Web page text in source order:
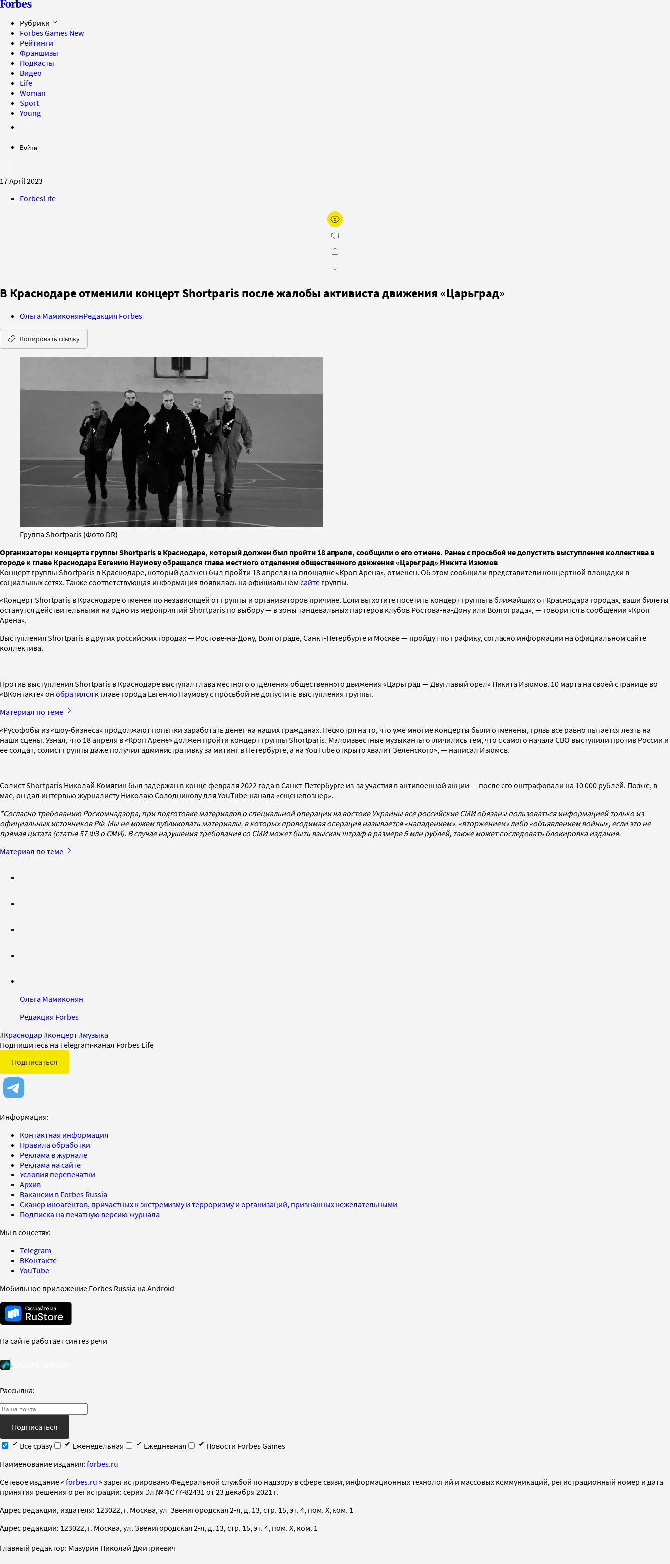
Рубрики
Forbes Games New
Рейтинги
Франшизы
Подкасты
Видео
Life
Woman
Sport
Young
Войти
17 April 2023
ForbesLife
В Краснодаре отменили концерт Shortparis после жалобы активиста движения «Царьград»
Ольга МамиконянРедакция Forbes
Копировать ссылку
Группа Shortparis (Фото DR)
Организаторы концерта группы Shortparis в Краснодаре, который должен был пройти 18 апреля, сообщили о его отмене. Ранее с просьбой не допустить выступления коллектива в
городе к главе Краснодара Евгению Наумову обращался глава местного отделения общественного движения «Царьград» Никита Изюмов
Концерт группы Shortparis в Краснодаре, который должен был пройти 18 апреля на площадке «Кроп Арена», отменен. Об этом сообщили представители концертной площадки в
социальных сетях. Также соответствующая информация появилась на официальном сайте группы.
«Концерт Shortparis в Краснодаре отменен по независящей от группы и организаторов причине. Если вы хотите посетить концерт группы в ближайших от Краснодара городах, ваши билеты
останутся действительными на одно из мероприятий Shortparis по выбору — в зоны танцевальных партеров клубов Ростова-на-Дону или Волгограда», — говорится в сообщении «Кроп
Арена».
Выступления Shortparis в других российских городах — Ростове-на-Дону, Волгограде, Санкт-Петербурге и Москве — пройдут по графику, согласно информации на официальном сайте
коллектива.
Против выступления Shortparis в Краснодаре выступал глава местного отделения общественного движения «Царьград — Двуглавый орел» Никита Изюмов. 10 марта на своей странице во
«ВКонтакте» он обратился к главе города Евгению Наумову с просьбой не допустить выступления группы.
Материал по теме
«Русофобы из «шоу-бизнеса» продолжают попытки заработать денег на наших гражданах. Несмотря на то, что уже многие концерты были отменены, грязь все равно пытается лезть на
наши сцены. Узнал, что 18 апреля в «Кроп Арене» должен пройти концерт группы Shortparis. Малоизвестные музыканты отличились тем, что с самого начала СВО выступили против России и
ее солдат, солист группы даже получил административку за митинг в Петербурге, а на YouTube открыто хвалит Зеленского», — написал Изюмов.
Солист Shortparis Николай Комягин был задержан в конце февраля 2022 года в Санкт-Петербурге из-за участия в антивоенной акции — после его оштрафовали на 10 000 рублей. Позже, в
мае, он дал интервью журналисту Николаю Солодникову для YouTube-канала «ещенепознер».
*Согласно требованию Роскомнадзора, при подготовке материалов о специальной операции на востоке Украины все российские СМИ обязаны пользоваться информацией только из
официальных источников РФ. Мы не можем публиковать материалы, в которых проводимая операция называется «нападением», «вторжением» либо «объявлением войны», если это не
прямая цитата (статья 57 ФЗ о СМИ). В случае нарушения требования со СМИ может быть взыскан штраф в размере 5 млн рублей, также может последовать блокировка издания.
Материал по теме
Ольга Мамиконян
Редакция Forbes
#Краснодар #концерт#музыка
Подпишитесь на Telegram-канал Forbes Life
Подписаться
Информация:
Контактная информация
Правила обработки
Реклама в журнале
Реклама на сайте
Условия перепечатки
Архив
Вакансии в Forbes Russia
Сканер иноагентов, причастных к экстремизму и терроризму и организаций, признанных нежелательными
Подписка на печатную версию журнала
Мы в соцсетях:
Telegram
ВКонтакте
YouTube
Мобильное приложение Forbes Russia на Android
На сайте работает синтез речи
Рассылка:
Подписаться
Все сразу
Еженедельная Ежедневная
Новости Forbes Games
Наименование издания: forbes.ru
Cетевое издание « forbes.ru » зарегистрировано Федеральной службой по надзору в сфере связи, информационных технологий и массовых коммуникаций, регистрационный номер и дата
принятия решения о регистрации: серия Эл № ФС77-82431 от 23 декабря 2021 г.
Адрес редакции, издателя: 123022, г. Москва, ул. Звенигородская 2-я, д. 13, стр. 15, эт. 4, пом. X, ком. 1
Адрес редакции: 123022, г. Москва, ул. Звенигородская 2-я, д. 13, стр. 15, эт. 4, пом. X, ком. 1
Главный редактор: Мазурин Николай Дмитриевич